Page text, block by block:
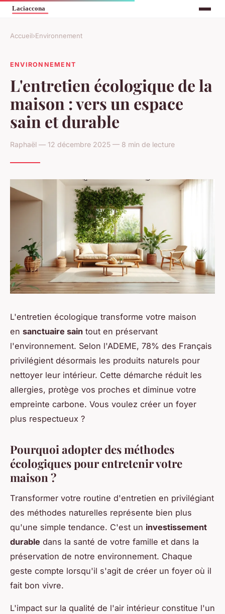
Accueil›Environnement
ENVIRONNEMENT
L'entretien écologique de la
maison : vers un espace
sain et durable
Raphaël — 12 décembre 2025 — 8 min de lecture
L'entretien écologique transforme votre maison
en sanctuaire sain tout en préservant
l'environnement. Selon l'ADEME, 78% des Français
privilégient désormais les produits naturels pour
nettoyer leur intérieur. Cette démarche réduit les
allergies, protège vos proches et diminue votre
empreinte carbone. Vous voulez créer un foyer
plus respectueux ?
Pourquoi adopter des méthodes
écologiques pour entretenir votre
maison ?
Transformer votre routine d'entretien en privilégiant
des méthodes naturelles représente bien plus
qu'une simple tendance. C'est un investissement
durable dans la santé de votre famille et dans la
préservation de notre environnement. Chaque
geste compte lorsqu'il s'agit de créer un foyer où il
fait bon vivre.
L'impact sur la qualité de l'air intérieur constitue l'un